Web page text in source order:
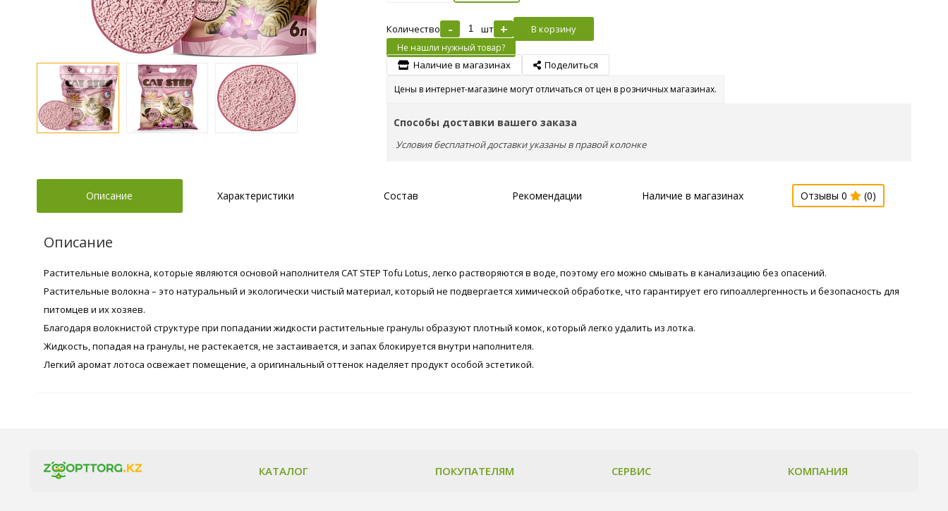
Количество - шт + В корзину
Не нашли нужный товар?
Наличие в магазинах Поделиться
Цены в интернет-магазине могут отличаться от цен в розничных магазинах.
Способы доставки вашего заказа
Условия бесплатной доставки указаны в правой колонке
Описание Характеристики Состав Рекомендации Наличие в магазинах Отзывы 0 (0)
Описание
Растительные волокна, которые являются основой наполнителя CAT STEP Tofu Lotus, легко растворяются в воде, поэтому его можно смывать в канализацию без опасений.
Растительные волокна – это натуральный и экологически чистый материал, который не подвергается химической обработке, что гарантирует его гипоаллергенность и безопасность для
питомцев и их хозяев.
Благодаря волокнистой структуре при попадании жидкости растительные гранулы образуют плотный комок, который легко удалить из лотка.
Жидкость, попадая на гранулы, не растекается, не застаивается, и запах блокируется внутри наполнителя.
Легкий аромат лотоса освежает помещение, а оригинальный оттенок наделяет продукт особой эстетикой.
КАТАЛОГ ПОКУПАТЕЛЯМ СЕРВИС КОМПАНИЯ